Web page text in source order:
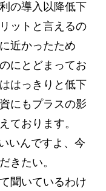
の導入以降低下
ットと言えるの
近かったため
にとどまってお
はっきりと低下
にもプラスの影
ております。
いんですよ、今
きたい。
聞いているわけ